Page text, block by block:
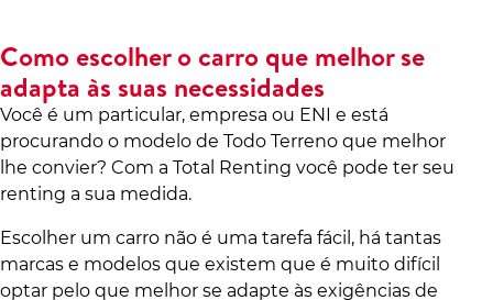
Como escolher o carro que melhor se
adapta às suas necessidades
Você é um particular, empresa ou ENI e está
procurando o modelo de Todo Terreno que melhor
lhe convier? Com a Total Renting você pode ter seu
renting a sua medida.
Escolher um carro não é uma tarefa fácil, há tantas
marcas e modelos que existem que é muito difícil
optar pelo que melhor se adapte às exigências de